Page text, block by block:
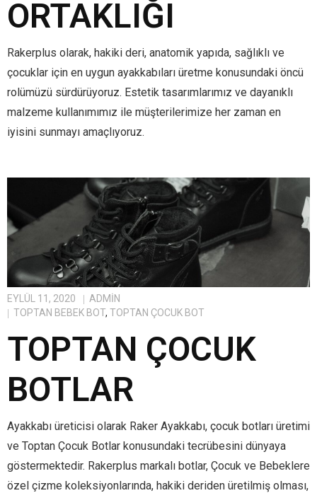
ORTAKLIĞI
Rakerplus olarak, hakiki deri, anatomik yapıda, sağlıklı ve
çocuklar için en uygun ayakkabıları üretme konusundaki öncü
rolümüzü sürdürüyoruz. Estetik tasarımlarımız ve dayanıklı
malzeme kullanımımız ile müşterilerimize her zaman en
iyisini sunmayı amaçlıyoruz.
EYLÜL 11, 2020
ADMIN
TOPTAN BEBEK BOT, TOPTAN ÇOCUK BOT
TOPTAN ÇOCUK
BOTLAR
Ayakkabı üreticisi olarak Raker Ayakkabı, çocuk botları üretimi
ve Toptan Çocuk Botlar konusundaki tecrübesini dünyaya
göstermektedir. Rakerplus markalı botlar, Çocuk ve Bebeklere
özel çizme koleksiyonlarında, hakiki deriden üretilmiş olması,